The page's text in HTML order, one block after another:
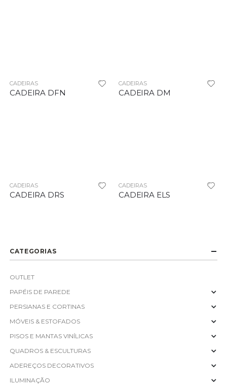
CADEIRAS
CADEIRA DFN
CADEIRAS
CADEIRA DM
CADEIRAS
CADEIRA DRS
CADEIRAS
CADEIRA ELS
CATEGORIAS
OUTLET
PAPÉIS DE PAREDE
PERSIANAS E CORTINAS
MÓVEIS & ESTOFADOS
PISOS E MANTAS VINÍLICAS
QUADROS & ESCULTURAS
ADEREÇOS DECORATIVOS
ILUMINAÇÃO